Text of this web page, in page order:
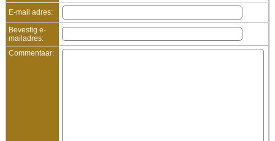
E-mail adres:
Bevestig e-
mailadres:
Commentaar: